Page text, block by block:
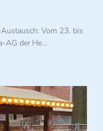
Vom 23. bis
AG der He…